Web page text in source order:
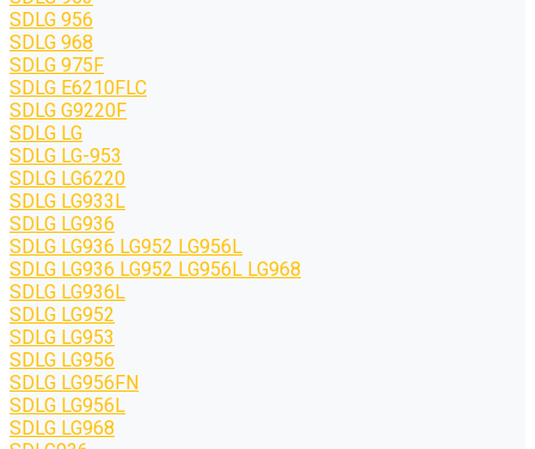
SDLG 956
SDLG 968
SDLG 975F
SDLG E6210FLC
SDLG G9220F
SDLG LG
SDLG LG-953
SDLG LG6220
SDLG LG933L
SDLG LG936
SDLG LG936 LG952 LG956L
SDLG LG936 LG952 LG956L LG968
SDLG LG936L
SDLG LG952
SDLG LG953
SDLG LG956
SDLG LG956FN
SDLG LG956L
SDLG LG968